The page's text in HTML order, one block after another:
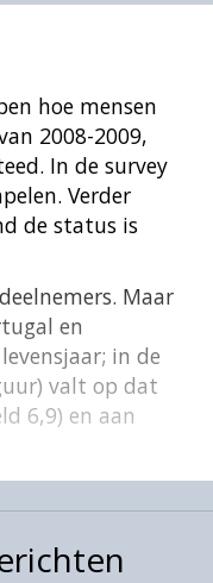
hoe mensen
2008-2009,
In de survey
Verder
de status is
Maar
en
in de
valt op dat
6,9) en aan